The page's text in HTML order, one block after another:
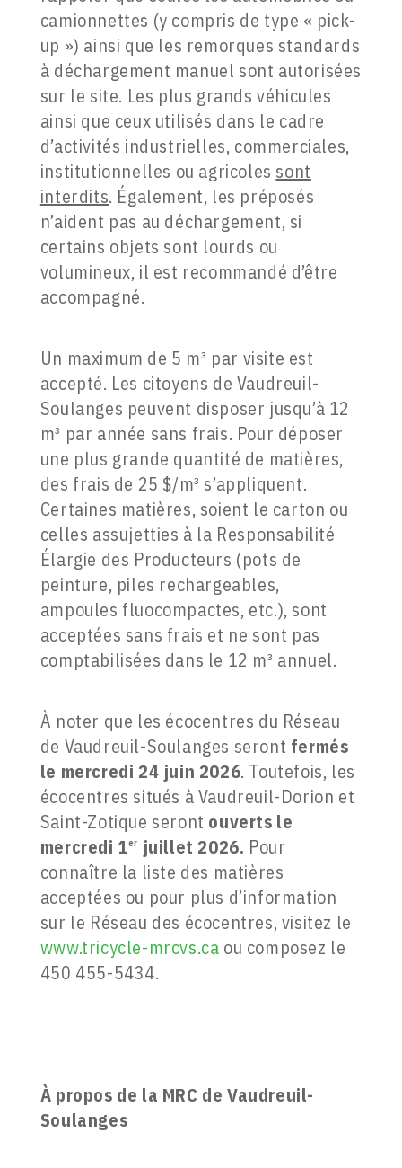
camionnettes (y compris de type « pick-
up ») ainsi que les remorques standards
à déchargement manuel sont autorisées
sur le site. Les plus grands véhicules
ainsi que ceux utilisés dans le cadre
d’activités industrielles, commerciales,
institutionnelles ou agricoles sont
interdits. Également, les préposés
n’aident pas au déchargement, si
certains objets sont lourds ou
volumineux, il est recommandé d’être
accompagné.
Un maximum de 5 m³ par visite est
accepté. Les citoyens de Vaudreuil-
Soulanges peuvent disposer jusqu’à 12
m³ par année sans frais. Pour déposer
une plus grande quantité de matières,
des frais de 25 $/m³ s’appliquent.
Certaines matières, soient le carton ou
celles assujetties à la Responsabilité
Élargie des Producteurs (pots de
peinture, piles rechargeables,
ampoules fluocompactes, etc.), sont
acceptées sans frais et ne sont pas
comptabilisées dans le 12 m³ annuel.
À noter que les écocentres du Réseau
de Vaudreuil-Soulanges seront fermés
le mercredi 24 juin 2026. Toutefois, les
écocentres situés à Vaudreuil-Dorion et
Saint-Zotique seront ouverts le
mercredi 1er juillet 2026. Pour
connaître la liste des matières
acceptées ou pour plus d’information
sur le Réseau des écocentres, visitez le
www.tricycle-mrcvs.ca ou composez le
450 455-5434.
À propos de la MRC de Vaudreuil-
Soulanges